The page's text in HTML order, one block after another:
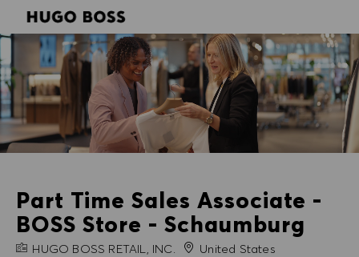
Part Time Sales Associate -
BOSS Store - Schaumburg
FIRMENNAME
HUGO BOSS RETAIL, INC.
United States